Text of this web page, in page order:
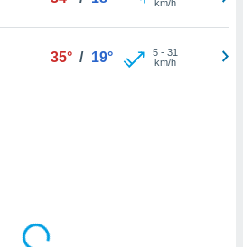
km/h
35° / 19° 5- 31
km/h